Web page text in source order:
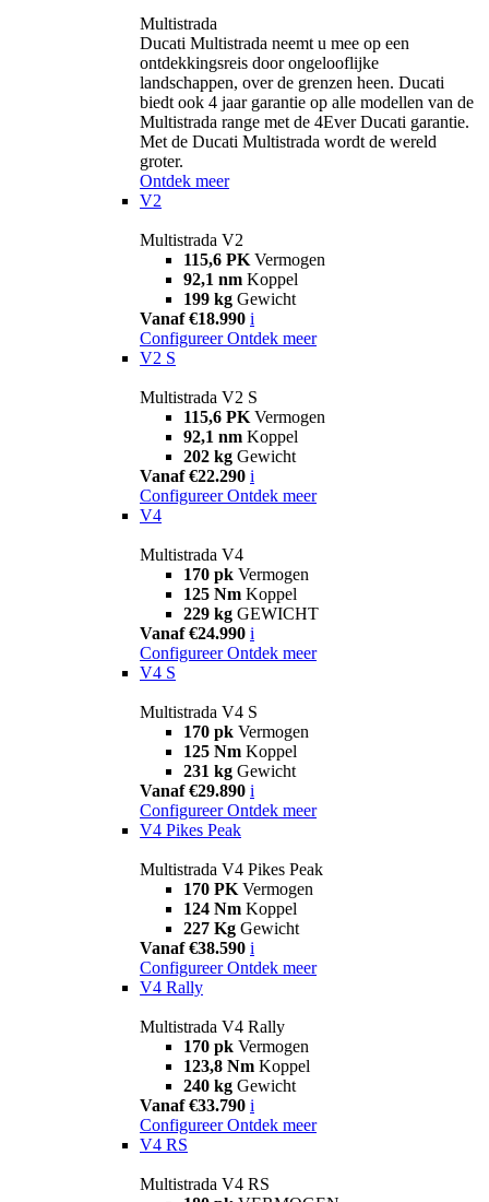
Multistrada
Ducati Multistrada neemt u mee op een
ontdekkingsreis door ongelooflijke
landschappen, over de grenzen heen. Ducati
biedt ook 4 jaar garantie op alle modellen van de
Multistrada range met de 4Ever Ducati garantie.
Met de Ducati Multistrada wordt de wereld
groter.
Ontdek meer
V2
Multistrada V2
115,6 PK Vermogen
92,1 nm Koppel
199 kg Gewicht
Vanaf €18.990 i
Configureer Ontdek meer
V2 S
Multistrada V2 S
115,6 PK Vermogen
92,1 nm Koppel
202 kg Gewicht
Vanaf €22.290 i
Configureer Ontdek meer
V4
Multistrada V4
170 pk Vermogen
125 Nm Koppel
229 kg GEWICHT
Vanaf €24.990 i
Configureer Ontdek meer
V4 S
Multistrada V4 S
170 pk Vermogen
125 Nm Koppel
231 kg Gewicht
Vanaf €29.890 i
Configureer Ontdek meer
V4 Pikes Peak
Multistrada V4 Pikes Peak
170 PK Vermogen
124 Nm Koppel
227 Kg Gewicht
Vanaf €38.590 i
Configureer Ontdek meer
V4 Rally
Multistrada V4 Rally
170 pk Vermogen
123,8 Nm Koppel
240 kg Gewicht
Vanaf €33.790 i
Configureer Ontdek meer
V4 RS
Multistrada V4 RS